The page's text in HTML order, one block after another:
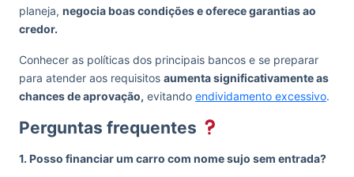
planeja, negocia boas condições e oferece garantias ao
credor.
Conhecer as políticas dos principais bancos e se preparar
para atender aos requisitos aumenta significativamente as
chances de aprovação, evitando endividamento excessivo.
Perguntas frequentes
1. Posso financiar um carro com nome sujo sem entrada?